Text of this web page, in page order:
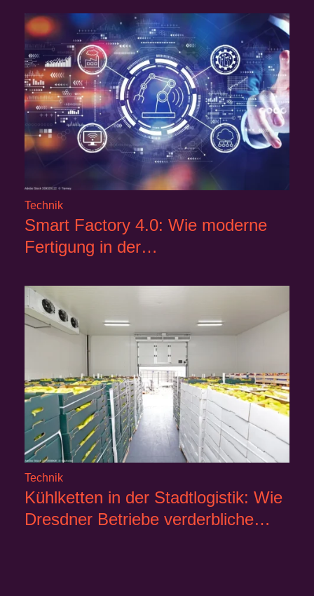
Technik
Smart Factory 4.0: Wie moderne
Fertigung in der…
Technik
Kühlketten in der Stadtlogistik: Wie
Dresdner Betriebe verderbliche…